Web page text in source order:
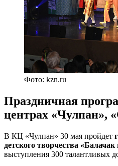
Фото: kzn.ru
Праздничная
центрах «Чулпан»,
В КЦ «Чулпан» 30 мая пройдет
детского творчества «Балачак
выступления 300 талантливых